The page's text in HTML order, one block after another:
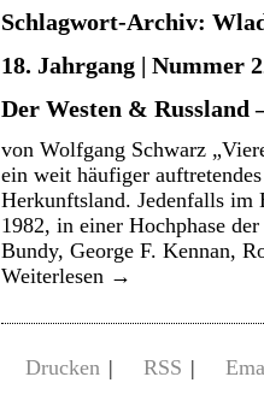
Schlagwort-Archiv:
18. Jahrgang | Nummer
Der Westen & Russland
von Wolfgang Schwarz
ein weit häufiger
Herkunftsland. Jedenfalls im
1982, in einer Hochphase
Bundy, George F. Kennan,
Weiterlesen →
Drucken | RSS |